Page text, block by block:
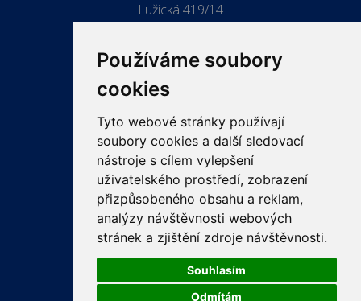
Používáme soubory
cookies
Tyto webové stránky používají
soubory cookies a další sledovací
nástroje s cílem vylepšení
uživatelského prostředí, zobrazení
přizpůsobeného obsahu a reklam,
analýzy návštěvnosti webových
stránek a zjištění zdroje návštěvnosti.
Souhlasím
Odmítám
Lužická 419/14
ODKAZY
PRO LÉKAŘE
PRO VEŘEJNOST
VZDĚLÁVÁNÍ